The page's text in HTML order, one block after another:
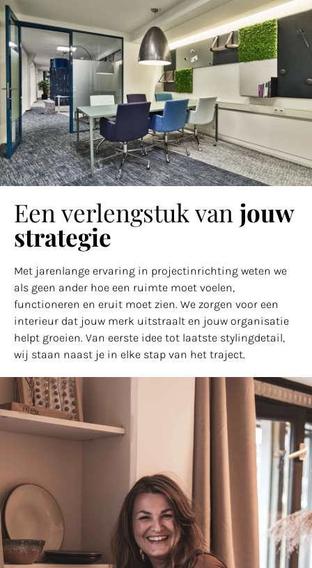
Een verlengstuk van jouw
strategie
Met jarenlange ervaring in projectinrichting weten we
als geen ander hoe een ruimte moet voelen,
functioneren en eruit moet zien. We zorgen voor een
interieur dat jouw merk uitstraalt en jouw organisatie
helpt groeien. Van eerste idee tot laatste stylingdetail,
wij staan naast je in elke stap van het traject.